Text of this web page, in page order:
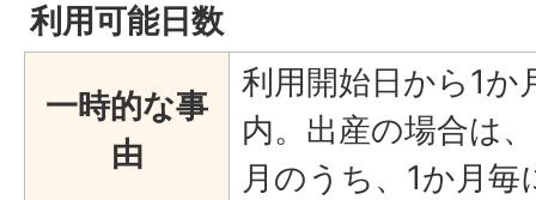
利用可能日数
一時的な事
由
利用開始日から1か
内。出産の場合は
月のうち、1か月毎